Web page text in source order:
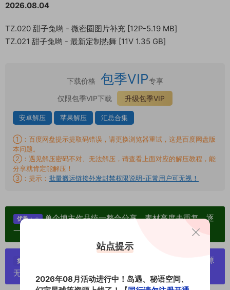
2026.08.04
TZ.020 甜子兔哟 - 微密圈图片补充 [12P-5.19 MB]
TZ.021 甜子兔哟 - 最新定制热舞 [11V 1.35 GB]
下载价格 包季VIP专享
仅限包季VIP下载
升级包季VIP
安卓解压 苹果解压 汇总合集
①：百度网盘提示提取码错误，请更换浏览器重试，这是百度网盘版
本问题。
②：遇见解压密码不对、无法解压，请查看上面对应的解压教程，能
分享就肯定能解压！
③：提示： 批量搬运链接外发封禁权限说明-正常用户可无视！
优势：
单个博主作品统一整合分享、素材高度去重复、逐
一归档方便收藏！
提示：
严禁搬运资源链接，一经发现封号处理，素材资源
无露点、需求请绕道，关闭本站网页！
站点提示
2026年08月活动进行中！岛遇、秘语空间、